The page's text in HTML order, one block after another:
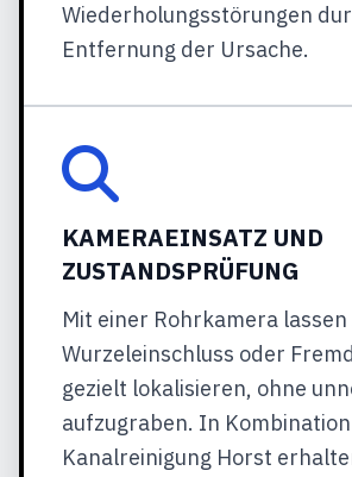
Wiederholungsstörungen
Entfernung der Ursache.
KAMERAEINSATZ UND
ZUSTANDSPRÜFUNG
Mit einer Rohrkamera lassen
Wurzeleinschluss oder
gezielt lokalisieren, ohne
aufzugraben. In
Kanalreinigung Horst